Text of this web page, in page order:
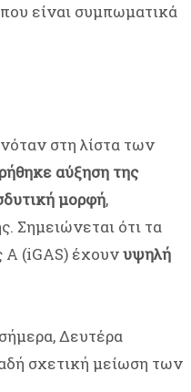
είναι συμπωματικά
στη λίστα των
αύξηση της
μορφή,
Σημειώνεται ότι τα
Α (iGAS) έχουνυψηλή
Δευτέρα
σχετική μείωση των